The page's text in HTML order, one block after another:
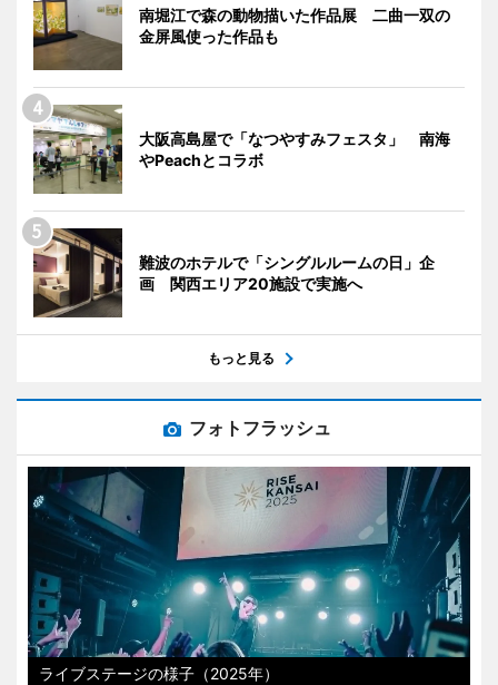
南堀江で森の動物描いた作品展 二曲一双の
金屏風使った作品も
大阪高島屋で「なつやすみフェスタ」 南海
やPeachとコラボ
難波のホテルで「シングルルームの日」企
画 関西エリア20施設で実施へ
もっと見る
フォトフラッシュ
ライブステージの様子（2025年）